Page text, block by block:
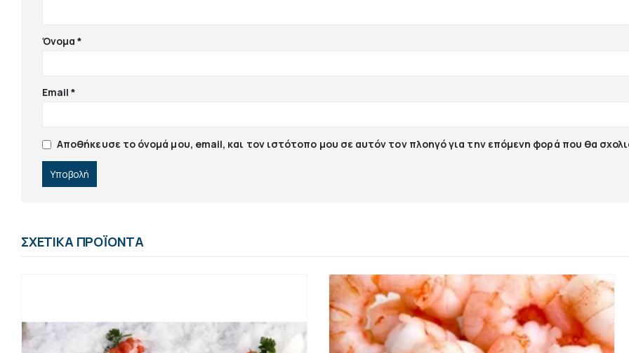
Όνομα*
Email*
Αποθήκευσε το όνομά μου, email, και τον ιστότοπο μου σε αυτόν τον πλοηγό για την επόμενη φορά που θα
ΣΧΕΤΙΚΆ ΠΡΟΪΌΝΤΑ